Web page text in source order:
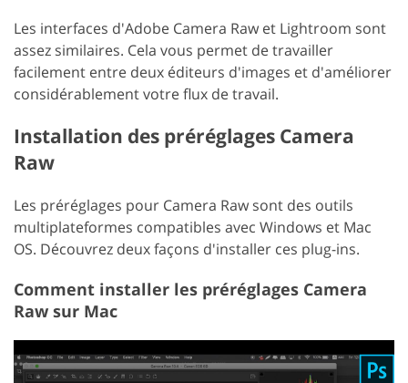
Les interfaces d'Adobe Camera Raw et Lightroom sont
assez similaires. Cela vous permet de travailler
facilement entre deux éditeurs d'images et d'améliorer
considérablement votre flux de travail.
Installation des préréglages Camera
Raw
Les préréglages pour Camera Raw sont des outils
multiplateformes compatibles avec Windows et Mac
OS. Découvrez deux façons d'installer ces plug-ins.
Comment installer les préréglages Camera
Raw sur Mac